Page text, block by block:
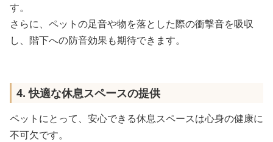
す。
さらに、ペットの足音や物を落とした際の衝撃音を吸収
し、階下への防音効果も期待できます。
4. 快適な休息スペースの提供
ペットにとって、安心できる休息スペースは心身の健康に
不可欠です。